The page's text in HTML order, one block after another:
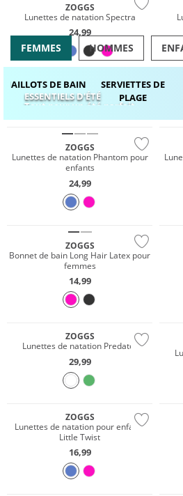
ZOGGS
Lunettes de natation Spectra
24,99
ESSENTIELS D'ÉTÉ
Tout pour un été parfait
FEMMES HOMMES
MAILLOTS DE BAIN
SERVIETTES DE
PLAGE
ZOGGS
Lunettes de natation Phantom pour
enfants
24,99
ZOGGS
Bonnet de bain Long Hair Latex pour
femmes
14,99
ZOGGS
Lunettes de natation Predator
29,99
ZOGGS
Lunettes de natation pour enfants
Little Twist
16,99